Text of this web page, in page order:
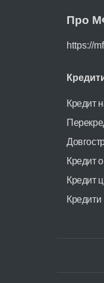
Про
https://
Кредит
Кредит
Кредит
Кредити